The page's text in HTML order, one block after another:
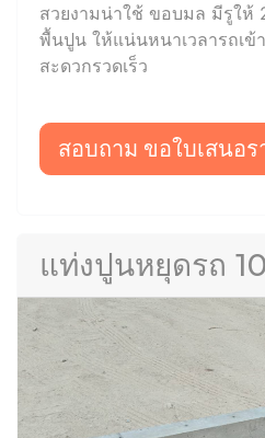
สวยงามน่าใช้ ขอบมล มีรูให้
พื้นปูน ให้แน่นหนาเวลารถเข้
สะดวกรวดเร็ว
สอบถาม ขอใบเสนอร
แท่งปูนหยุดรถ